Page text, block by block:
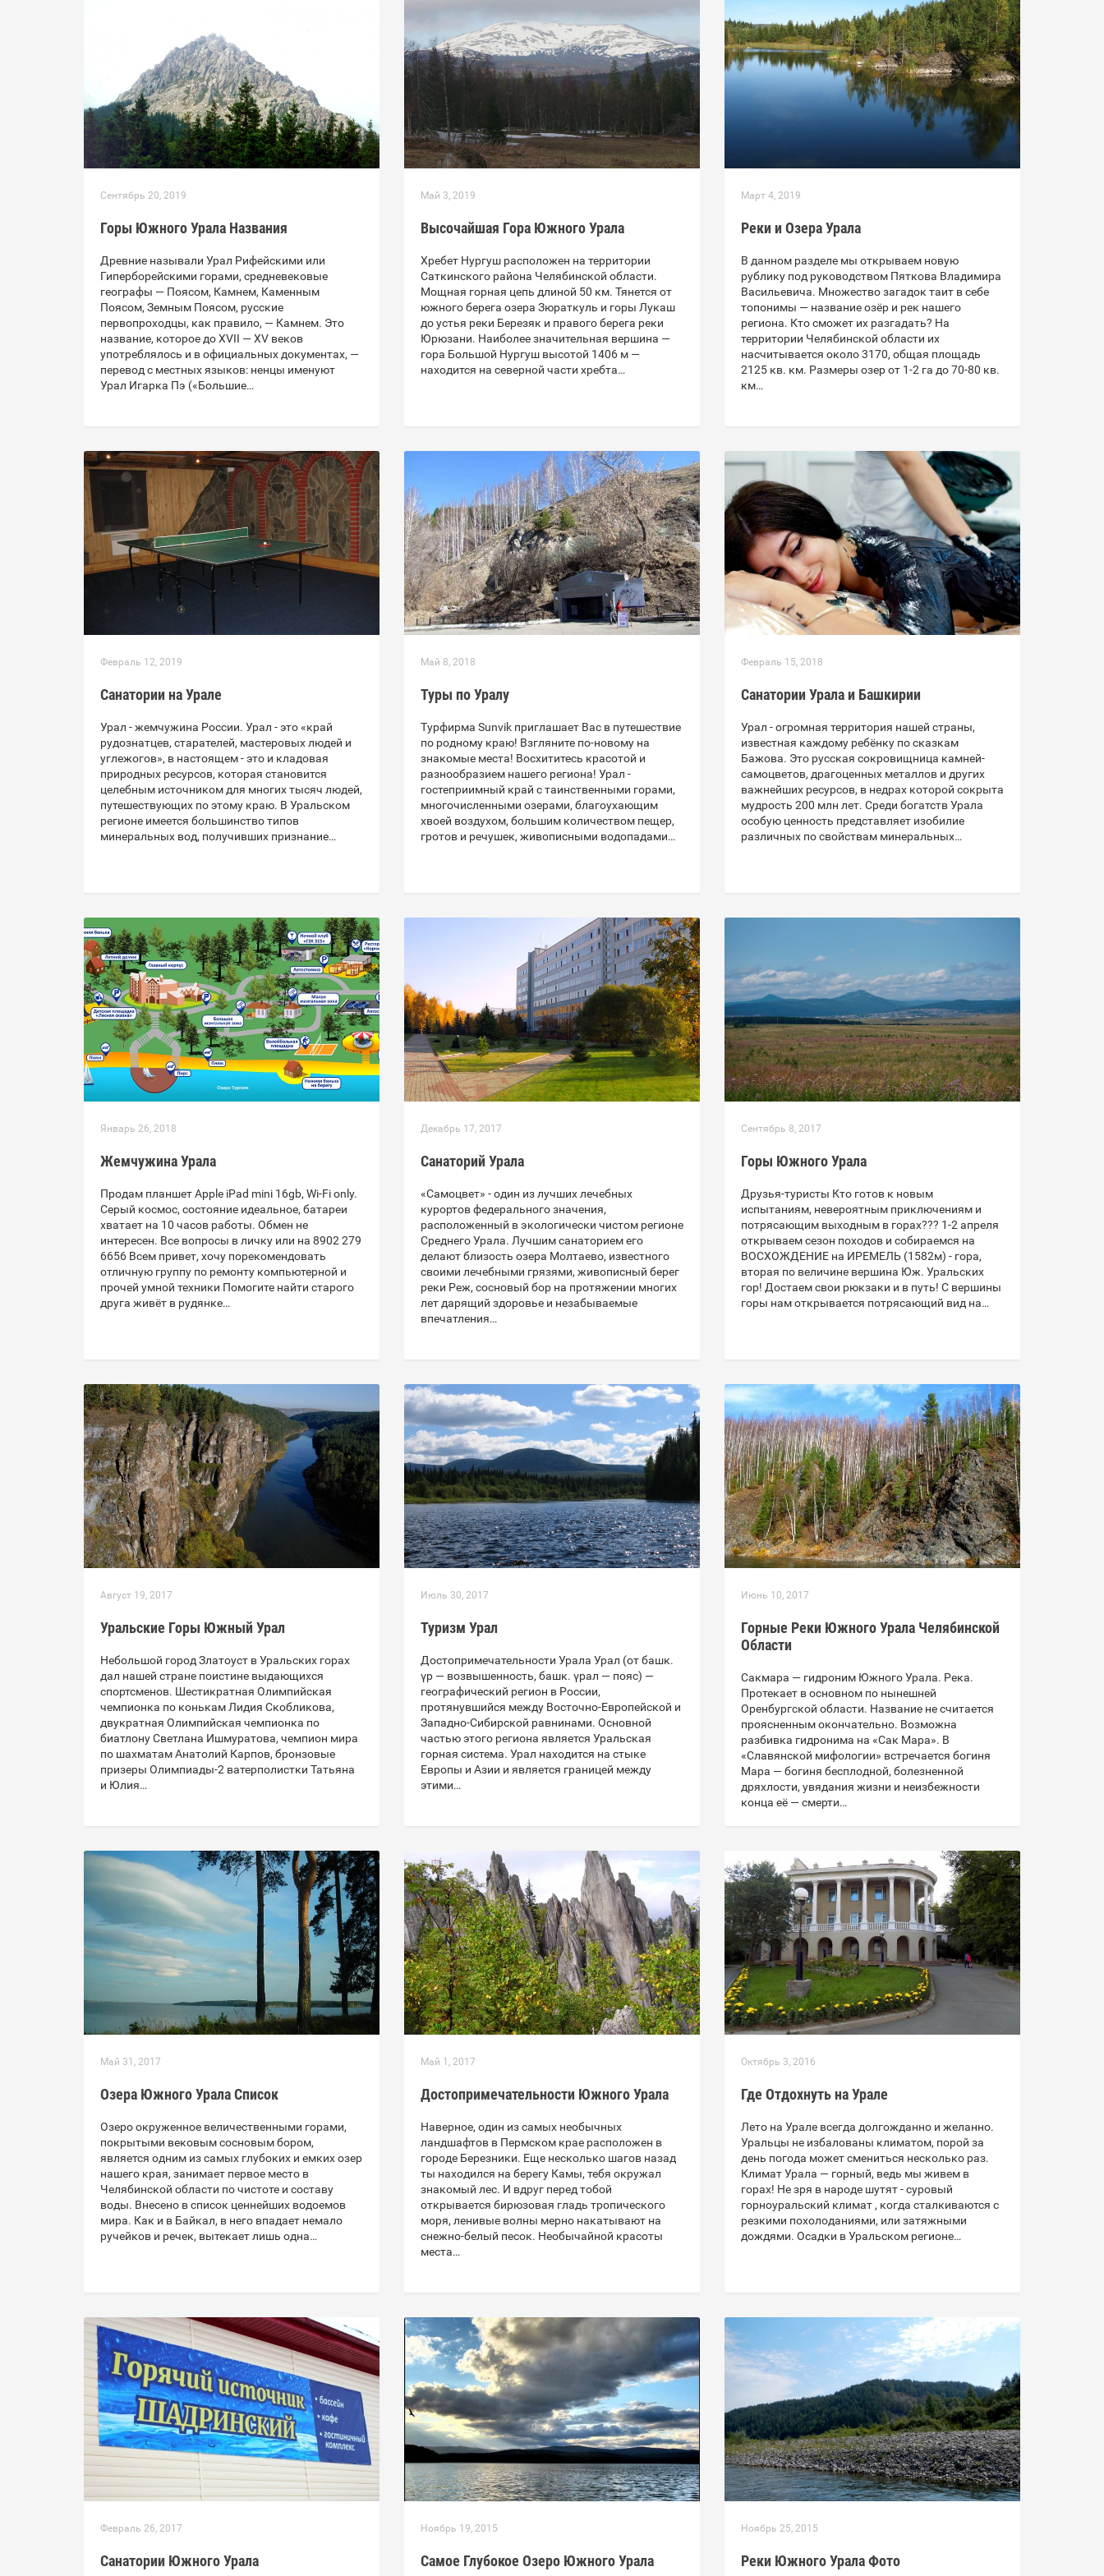
Сентябрь 20, 2019
Горы Южного Урала Названия
Древние называли Урал Рифейскими или
Гиперборейскими горами, средневековые
географы — Поясом, Камнем, Каменным
Поясом, Земным Поясом, русские
первопроходцы, как правило, — Камнем. Это
название, которое до XVII — XV веков
употреблялось и в официальных документах, —
перевод с местных языков: ненцы именуют
Урал Игарка Пэ («Большие…
Май 3, 2019
Высочайшая Гора Южного Урала
Хребет Нургуш расположен на территории
Саткинского района Челябинской области.
Мощная горная цепь длиной 50 км. Тянется от
южного берега озера Зюраткуль и горы Лукаш
до устья реки Березяк и правого берега реки
Юрюзани. Наиболее значительная вершина —
гора Большой Нургуш высотой 1406 м —
находится на северной части хребта…
Март 4, 2019
Реки и Озера Урала
В данном разделе мы открываем новую
рублику под руководством Пяткова Владимира
Васильевича. Множество загадок таит в себе
топонимы — название озёр и рек нашего
региона. Кто сможет их разгадать? На
территории Челябинской области их
насчитывается около 3170, общая площадь
2125 кв. км. Размеры озер от 1-2 га до 70-80 кв.
км…
Февраль 12, 2019
Санатории на Урале
Урал - жемчужина России. Урал - это «край
рудознатцев, старателей, мастеровых людей и
углежогов», в настоящем - это и кладовая
природных ресурсов, которая становится
целебным источником для многих тысяч людей,
путешествующих по этому краю. В Уральском
регионе имеется большинство типов
минеральных вод, получивших признание…
Май 8, 2018
Туры по Уралу
Турфирма Sunvik приглашает Вас в путешествие
по родному краю! Взгляните по-новому на
знакомые места! Восхититесь красотой и
разнообразием нашего региона! Урал -
гостеприимный край с таинственными горами,
многочисленными озерами, благоухающим
хвоей воздухом, большим количеством пещер,
гротов и речушек, живописными водопадами…
Февраль 15, 2018
Санатории Урала и Башкирии
Урал - огромная территория нашей страны,
известная каждому ребёнку по сказкам
Бажова. Это русская сокровищница камней-
самоцветов, драгоценных металлов и других
важнейших ресурсов, в недрах которой сокрыта
мудрость 200 млн лет. Среди богатств Урала
особую ценность представляет изобилие
различных по свойствам минеральных…
Январь 26, 2018
Жемчужина Урала
Продам планшет Apple iPad mini 16gb, Wi-Fi only.
Серый космос, состояние идеальное, батареи
хватает на 10 часов работы. Обмен не
интересен. Все вопросы в личку или на 8902 279
6656 Всем привет, хочу порекомендовать
отличную группу по ремонту компьютерной и
прочей умной техники Помогите найти старого
друга живёт в рудянке…
Декабрь 17, 2017
Санаторий Урала
«Самоцвет» - один из лучших лечебных
курортов федерального значения,
расположенный в экологически чистом регионе
Среднего Урала. Лучшим санаторием его
делают близость озера Молтаево, известного
своими лечебными грязями, живописный берег
реки Реж, сосновый бор на протяжении многих
лет дарящий здоровье и незабываемые
впечатления…
Сентябрь 8, 2017
Горы Южного Урала
Друзья-туристы Кто готов к новым
испытаниям, невероятным приключениям и
потрясающим выходным в горах??? 1-2 апреля
открываем сезон походов и собираемся на
ВОСХОЖДЕНИЕ на ИРЕМЕЛЬ (1582м) - гора,
вторая по величине вершина Юж. Уральских
гор! Достаем свои рюкзаки и в путь! С вершины
горы нам открывается потрясающий вид на…
Август 19, 2017
Уральские Горы Южный Урал
Небольшой город Златоуст в Уральских горах
дал нашей стране поистине выдающихся
спортсменов. Шестикратная Олимпийская
чемпионка по конькам Лидия Скобликова,
двукратная Олимпийская чемпионка по
биатлону Светлана Ишмуратова, чемпион мира
по шахматам Анатолий Карпов, бронзовые
призеры Олимпиады-2 ватерполистки Татьяна
и Юлия…
Июль 30, 2017
Туризм Урал
Достопримечательности Урала Урал (от башк.
үр — возвышенность, башк. үрал — пояс) —
географический регион в России,
протянувшийся между Восточно-Европейской и
Западно-Сибирской равнинами. Основной
частью этого региона является Уральская
горная система. Урал находится на стыке
Европы и Азии и является границей между
этими…
Июнь 10, 2017
Горные Реки Южного Урала Челябинской
Области
Сакмара — гидроним Южного Урала. Река.
Протекает в основном по нынешней
Оренбургской области. Название не считается
проясненным окончательно. Возможна
разбивка гидронима на «Сак Мара». В
«Славянской мифологии» встречается богиня
Мара — богиня бесплодной, болезненной
дряхлости, увядания жизни и неизбежности
конца её — смерти…
Май 31, 2017
Озера Южного Урала Список
Озеро окруженное величественными горами,
покрытыми вековым сосновым бором,
является одним из самых глубоких и емких озер
нашего края, занимает первое место в
Челябинской области по чистоте и составу
воды. Внесено в список ценнейших водоемов
мира. Как и в Байкал, в него впадает немало
ручейков и речек, вытекает лишь одна…
Май 1, 2017
Достопримечательности Южного Урала
Наверное, один из самых необычных
ландшафтов в Пермском крае расположен в
городе Березники. Еще несколько шагов назад
ты находился на берегу Камы, тебя окружал
знакомый лес. И вдруг перед тобой
открывается бирюзовая гладь тропического
моря, ленивые волны мерно накатывают на
снежно-белый песок. Необычайной красоты
места…
Октябрь 3, 2016
Где Отдохнуть на Урале
Лето на Урале всегда долгожданно и желанно.
Уральцы не избалованы климатом, порой за
день погода может смениться несколько раз.
Климат Урала — горный, ведь мы живем в
горах! Не зря в народе шутят - суровый
горноуральский климат , когда сталкиваются с
резкими похолоданиями, или затяжными
дождями. Осадки в Уральском регионе…
Февраль 26, 2017
Санатории Южного Урала
Ноябрь 19, 2015
Самое Глубокое Озеро Южного Урала
Ноябрь 25, 2015
Реки Южного Урала Фото